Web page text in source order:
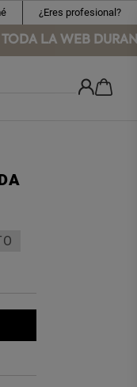
LA WEB DURANTE
¿Eres profesional?